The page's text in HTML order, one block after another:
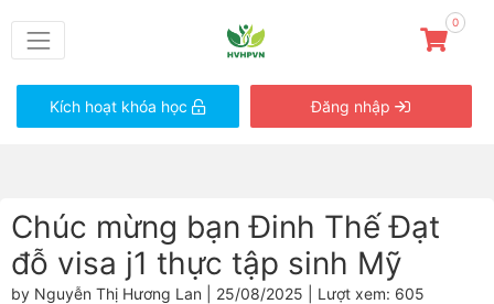
0
Kích hoạt khóa học Đăng nhập
Chúc mừng bạn Đinh Thế Đạt
đỗ visa j1 thực tập sinh Mỹ
by Nguyễn Thị Hương Lan | 25/08/2025 | Lượt xem: 605